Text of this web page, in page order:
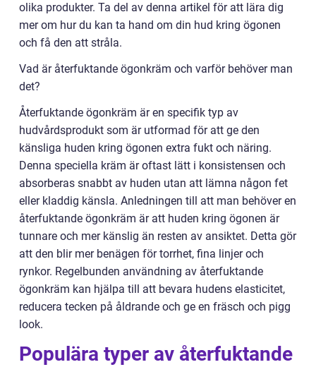
olika produkter. Ta del av denna artikel för att lära dig
mer om hur du kan ta hand om din hud kring ögonen
och få den att stråla.
Vad är återfuktande ögonkräm och varför behöver man
det?
Återfuktande ögonkräm är en specifik typ av
hudvårdsprodukt som är utformad för att ge den
känsliga huden kring ögonen extra fukt och näring.
Denna speciella kräm är oftast lätt i konsistensen och
absorberas snabbt av huden utan att lämna någon fet
eller kladdig känsla. Anledningen till att man behöver en
återfuktande ögonkräm är att huden kring ögonen är
tunnare och mer känslig än resten av ansiktet. Detta gör
att den blir mer benägen för torrhet, fina linjer och
rynkor. Regelbunden användning av återfuktande
ögonkräm kan hjälpa till att bevara hudens elasticitet,
reducera tecken på åldrande och ge en fräsch och pigg
look.
Populära typer av återfuktande